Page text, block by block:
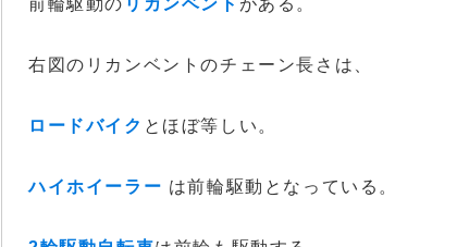
前輪駆動の リカンベント がある。
右図のリカンベントのチェーン長さは、
ロードバイク とほぼ等しい。
ハイホイーラー は前輪駆動となっている。